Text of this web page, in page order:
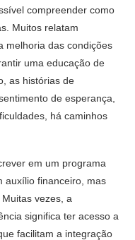
compreender como
Muitos relatam
melhoria das condições
uma educação de
as histórias de
de esperança,
há caminhos
em um programa
auxílio financeiro, mas
vezes, a
significa ter acesso a
facilitam a integração